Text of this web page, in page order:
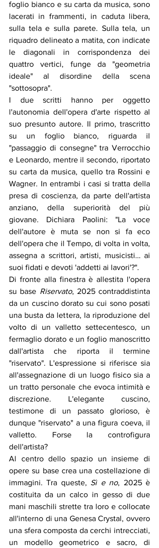
foglio bianco e su carta da musica, sono
lacerati in frammenti, in caduta libera,
sulla tela e sulla parete. Sulla tela, un
riquadro delineato a matita, con indicate
le diagonali in corrispondenza dei
quattro vertici, funge da "geometria
ideale"
"sottosopra".
I due scritti hanno per oggetto
l'autonomia dell'opera d'arte rispetto al
suo presunto autore. Il primo, trascritto
"passaggio di consegne" tra Verrocchio
e Leonardo, mentre il secondo, riportato
su carta da musica, quello tra Rossini e
Wagner. In entrambi i casi si tratta della
presa di coscienza, da parte dell'artista
anziano, della superiorità del più
giovane. Dichiara Paolini: "La voce
dell'autore è muta se non si fa eco
dell'opera che il Tempo, di volta in volta,
assegna a scrittori, artisti, musicisti… ai
suoi fidati e devoti 'addetti ai lavori'?".
Di fronte alla finestra è allestita l'opera
su base Riservato, 2025 contraddistinta
da un cuscino dorato su cui sono posati
una busta da lettera, la riproduzione del
volto di un valletto settecentesco, un
fermaglio dorato e un foglio manoscritto
dall'artista che riporta il termine
"riservato". L'espressione si riferisce sia
all'assegnazione di un luogo fisico sia a
un tratto personale che evoca intimità e
discrezione. L'elegante cuscino,
testimone di un passato glorioso, è
dunque "riservato" a una figura coeva, il
valletto. Forse la controfigura
dell'artista?
Al centro dello spazio un insieme di
opere su base crea una costellazione di
immagini. Tra queste, Sì e no, 2025 è
costituita da un calco in gesso di due
mani maschili strette tra loro e collocate
all'interno di una Genesa Crystal, ovvero
una sfera composta da cerchi intrecciati,
un modello geometrico e sacro, di